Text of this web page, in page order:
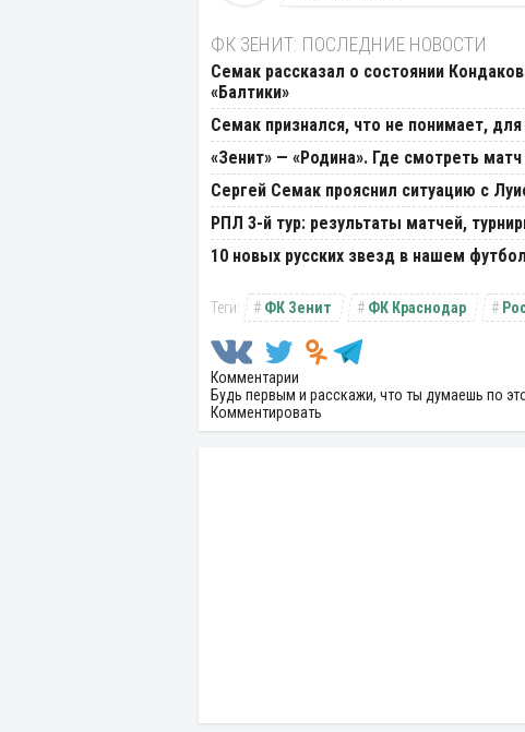
ФК ЗЕНИТ: ПОСЛЕДНИЕ НОВОСТИ
Семак рассказал о состоянии
«Балтики»
Семак признался, что не понимает, для
«Зенит» — «Родина». Где смотреть матч
Сергей Cемак прояснил ситуацию с
РПЛ 3-й тур: результаты матчей,
10 новых русских звезд в нашем
ФК Зенит ФК Краснодар
Комментарии
Будь первым и расскажи, что ты думаешь по
Комментировать